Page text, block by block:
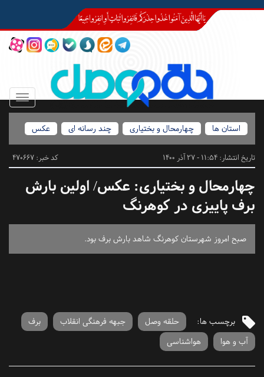
Toggle
استان ها
چهارمحال و بختیاری چند رسانه ای عکس
تاریخ انتشار: 11:54 - 27 آذر 1400 کد خبر: 470667
چهارمحال و بختیاری: عکس/ اولین بارش
برف پاییزی در کوهرنگ
صبح امروز شهرستان کوهرنگ شاهد بارش برف بود.
برچسب ها: حلقه وصل جبهه فرهنگی انقلاب
برف
آب و هوا
هواشناسی